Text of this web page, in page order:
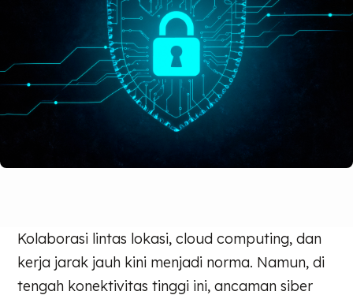
Kolaborasi lintas lokasi, cloud computing, dan
kerja jarak jauh kini menjadi norma. Namun, di
tengah konektivitas tinggi ini, ancaman siber